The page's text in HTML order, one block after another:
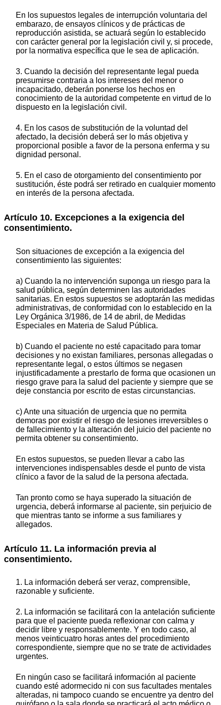
En los supuestos legales de interrupción voluntaria del
embarazo, de ensayos clínicos y de prácticas de
reproducción asistida, se actuará según lo establecido
con carácter general por la legislación civil y, si procede,
por la normativa específica que le sea de aplicación.
3. Cuando la decisión del representante legal pueda
presumirse contraria a los intereses del menor o
incapacitado, deberán ponerse los hechos en
conocimiento de la autoridad competente en virtud de lo
dispuesto en la legislación civil.
4. En los casos de substitución de la voluntad del
afectado, la decisión deberá ser lo más objetiva y
proporcional posible a favor de la persona enferma y su
dignidad personal.
5. En el caso de otorgamiento del consentimiento por
sustitución, éste podrá ser retirado en cualquier momento
en interés de la persona afectada.
Artículo 10. Excepciones a la exigencia del
consentimiento.
Son situaciones de excepción a la exigencia del
consentimiento las siguientes:
a) Cuando la no intervención suponga un riesgo para la
salud pública, según determinen las autoridades
sanitarias. En estos supuestos se adoptarán las medidas
administrativas, de conformidad con lo establecido en la
Ley Orgánica 3/1986, de 14 de abril, de Medidas
Especiales en Materia de Salud Pública.
b) Cuando el paciente no esté capacitado para tomar
decisiones y no existan familiares, personas allegadas o
representante legal, o estos últimos se negasen
injustificadamente a prestarlo de forma que ocasionen un
riesgo grave para la salud del paciente y siempre que se
deje constancia por escrito de estas circunstancias.
c) Ante una situación de urgencia que no permita
demoras por existir el riesgo de lesiones irreversibles o
de fallecimiento y la alteración del juicio del paciente no
permita obtener su consentimiento.
En estos supuestos, se pueden llevar a cabo las
intervenciones indispensables desde el punto de vista
clínico a favor de la salud de la persona afectada.
Tan pronto como se haya superado la situación de
urgencia, deberá informarse al paciente, sin perjuicio de
que mientras tanto se informe a sus familiares y
allegados.
Artículo 11. La información previa al
consentimiento.
1. La información deberá ser veraz, comprensible,
razonable y suficiente.
2. La información se facilitará con la antelación suficiente
para que el paciente pueda reflexionar con calma y
decidir libre y responsablemente. Y en todo caso, al
menos veinticuatro horas antes del procedimiento
correspondiente, siempre que no se trate de actividades
urgentes.
En ningún caso se facilitará información al paciente
cuando esté adormecido ni con sus facultades mentales
alteradas, ni tampoco cuando se encuentre ya dentro del